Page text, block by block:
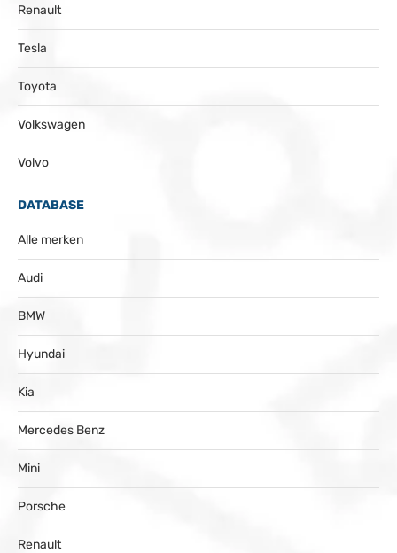
Renault
Tesla
Toyota
Volkswagen
Volvo
DATABASE
Alle merken
Audi
BMW
Hyundai
Kia
Mercedes Benz
Mini
Porsche
Renault